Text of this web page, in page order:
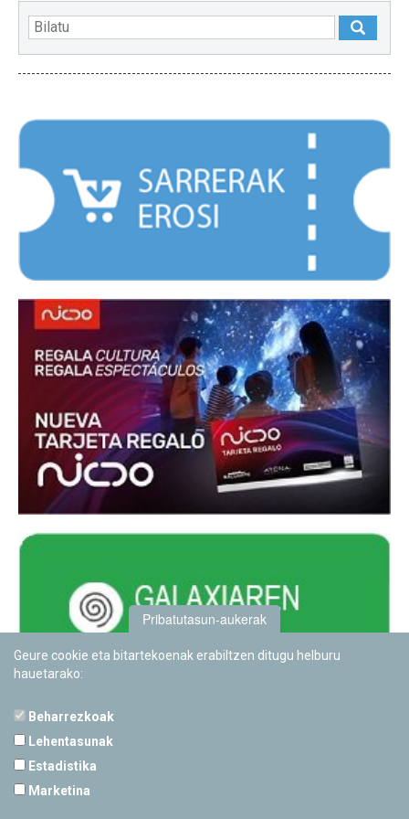
Pribatutasun-aukerak
Geure cookie eta bitartekoenak erabiltzen ditugu helburu
hauetarako:
Beharrezkoak
Lehentasunak
Estadistika
Marketina